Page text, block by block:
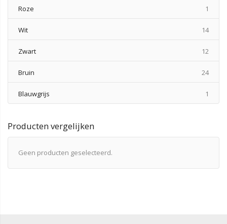
Roze 1
Wit 14
Zwart 12
Bruin 24
Blauwgrijs 1
Producten vergelijken
Geen producten geselecteerd.